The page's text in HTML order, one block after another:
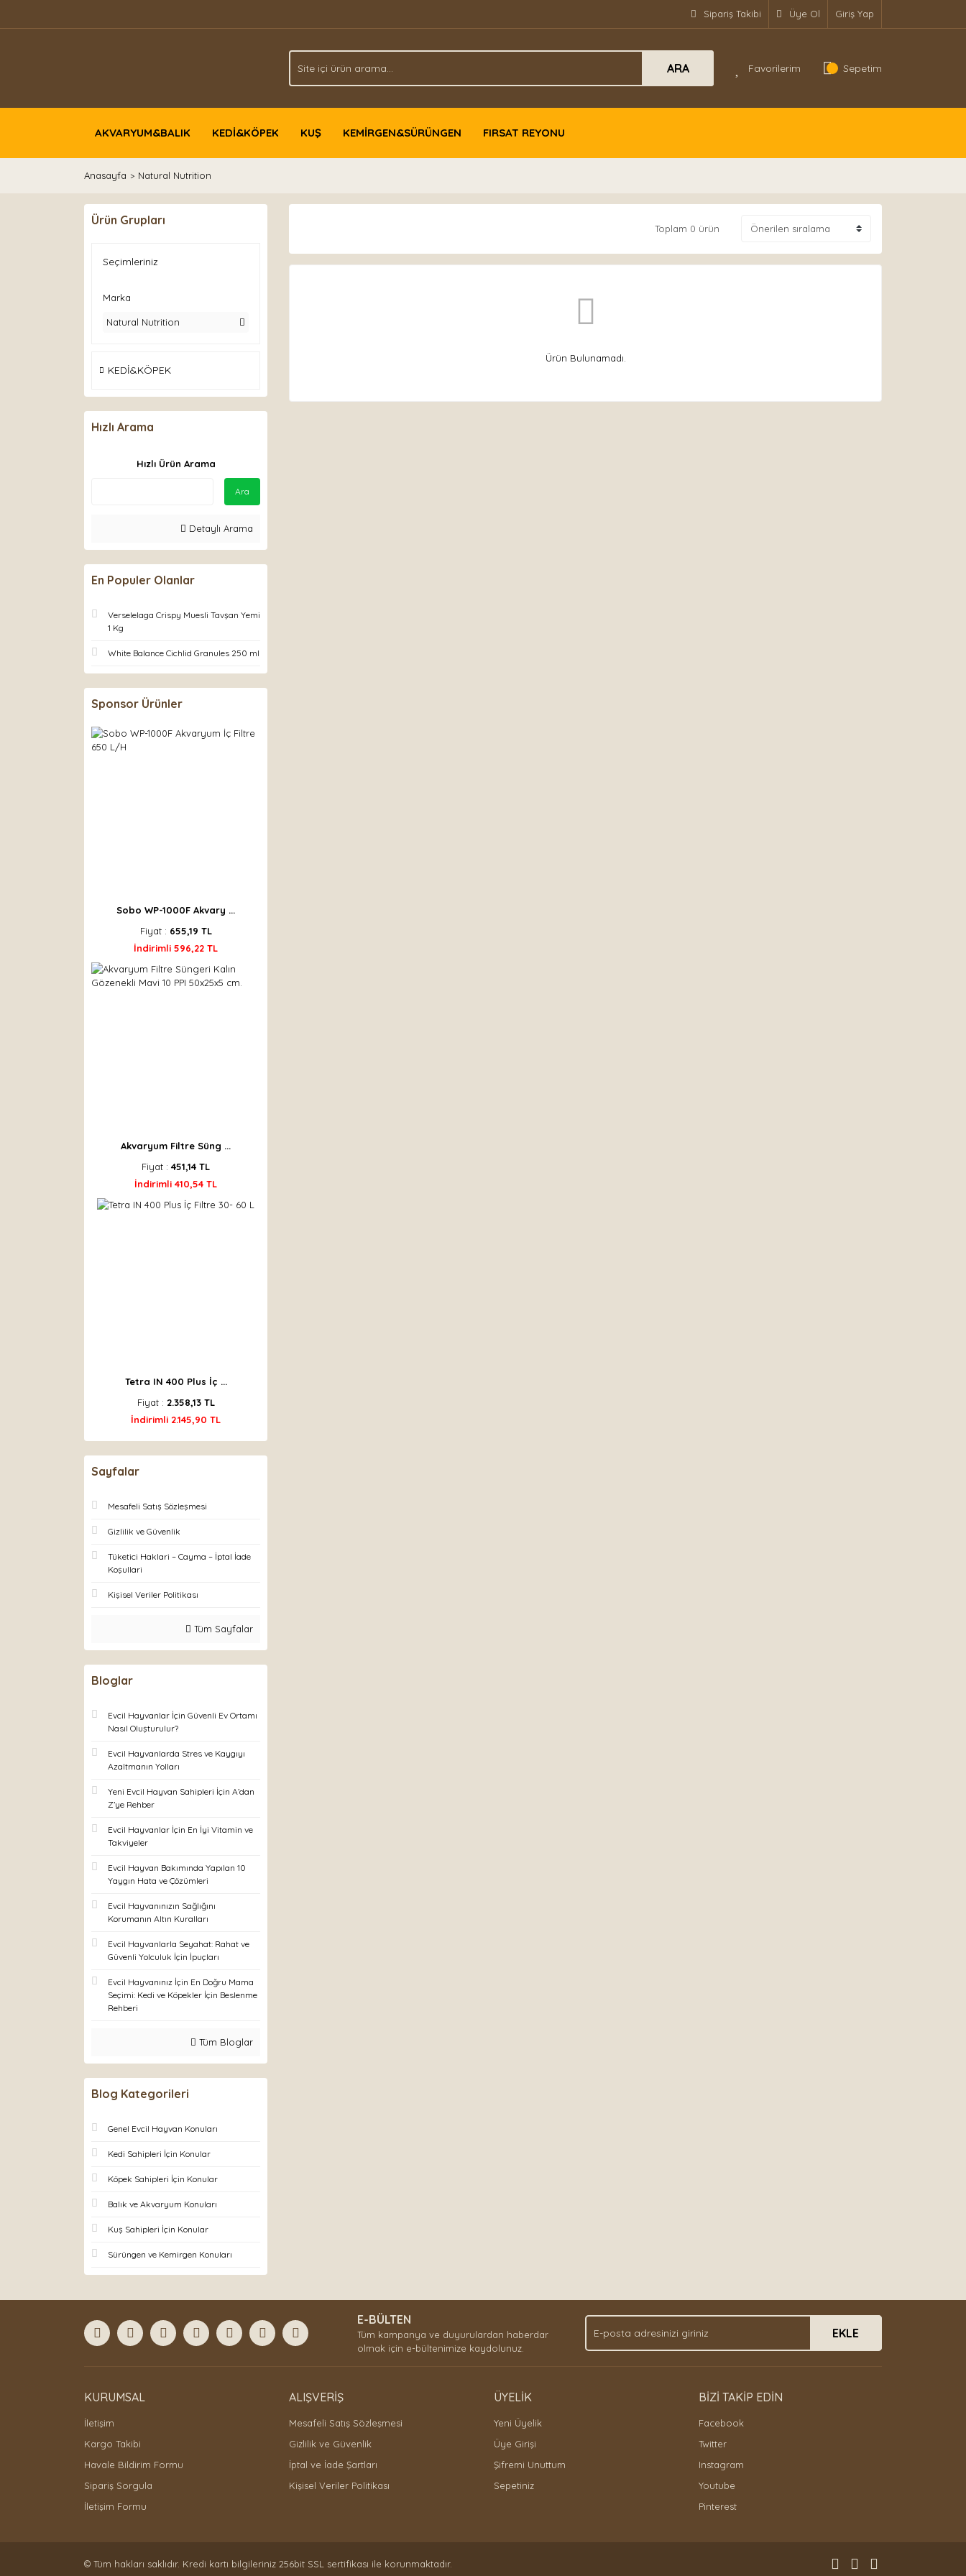
Sipariş Takibi Üye Ol Giriş Yap
ARA Favorilerim Sepetim
AKVARYUM&BALIK KEDİ&KÖPEK KUŞ KEMİRGEN&SÜRÜNGEN FIRSAT REYONU
Anasayfa Natural Nutrition
Ürün Grupları
Seçimleriniz
Marka
Natural Nutrition
KEDİ&KÖPEK
Hızlı Arama
Hızlı Ürün Arama
Ara
Detaylı Arama
En Populer Olanlar
Verselelaga Crispy Muesli Tavşan Yemi
1 Kg
White Balance Cichlid Granules 250 ml
Sponsor Ürünler
Sobo WP-1000F Akvary ...
Fiyat : 655,19 TL
İndirimli 596,22 TL
Akvaryum Filtre Süng ...
Fiyat : 451,14 TL
İndirimli 410,54 TL
Tetra IN 400 Plus İç ...
Fiyat : 2.358,13 TL
İndirimli 2.145,90 TL
Sayfalar
Mesafeli Satış Sözleşmesi
Gizlilik ve Güvenlik
Tüketici Haklari – Cayma – İptal İade
Koşullari
Kişisel Veriler Politikası
Tüm Sayfalar
Bloglar
Evcil Hayvanlar İçin Güvenli Ev Ortamı
Nasıl Oluşturulur?
Evcil Hayvanlarda Stres ve Kaygıyı
Azaltmanın Yolları
Yeni Evcil Hayvan Sahipleri İçin A’dan
Z’ye Rehber
Evcil Hayvanlar İçin En İyi Vitamin ve
Takviyeler
Evcil Hayvan Bakımında Yapılan 10
Yaygın Hata ve Çözümleri
Evcil Hayvanınızın Sağlığını
Korumanın Altın Kuralları
Evcil Hayvanlarla Seyahat: Rahat ve
Güvenli Yolculuk İçin İpuçları
Evcil Hayvanınız İçin En Doğru Mama
Seçimi: Kedi ve Köpekler İçin Beslenme
Rehberi
Tüm Bloglar
Blog Kategorileri
Genel Evcil Hayvan Konuları
Kedi Sahipleri İçin Konular
Köpek Sahipleri İçin Konular
Balık ve Akvaryum Konuları
Kuş Sahipleri İçin Konular
Sürüngen ve Kemirgen Konuları
Toplam 0 ürün
Ürün Bulunamadı.
E-BÜLTEN
Tüm kampanya ve duyurulardan haberdar
olmak için e-bültenimize kaydolunuz.
EKLE
KURUMSAL
İletişim
Kargo Takibi
Havale Bildirim Formu
Sipariş Sorgula
İletişim Formu
ALIŞVERİŞ
Mesafeli Satış Sözleşmesi
Gizlilik ve Güvenlik
İptal ve İade Şartları
Kişisel Veriler Politikası
ÜYELİK
Yeni Üyelik
Üye Girişi
Şifremi Unuttum
Sepetiniz
BİZİ TAKİP EDİN
Facebook
Twitter
Instagram
Youtube
Pinterest
© Tüm hakları saklıdır. Kredi kartı bilgileriniz 256bit SSL sertifikası ile korunmaktadır.